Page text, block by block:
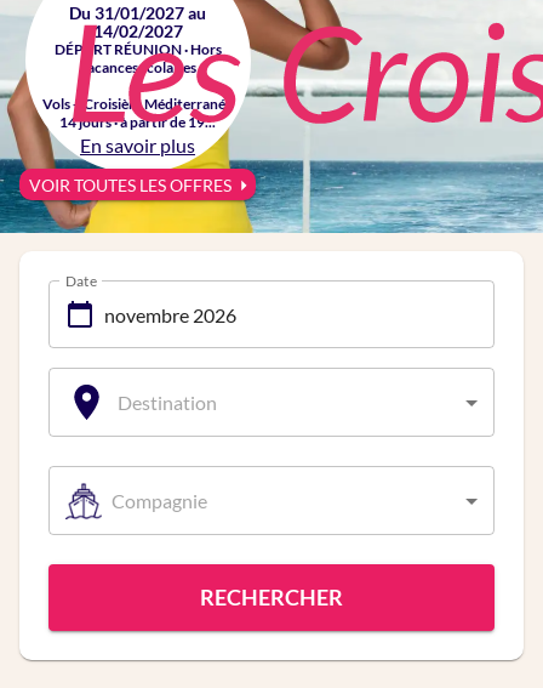
Du 31/01/2027 au
14/02/2027
DÉPART RÉUNION · Hors
vacances scolaires
Vols + Croisière Méditerranée
14 jours · à partir de 19...
En savoir plus
VOIR TOUTES LES OFFRES
Date
Destination
Compagnie
RECHERCHER